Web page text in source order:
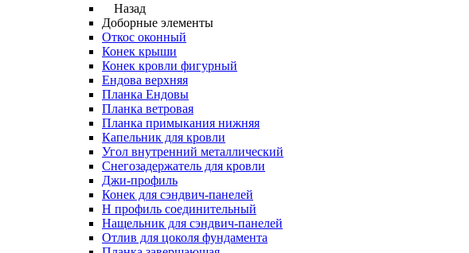
Назад
Доборные элементы
Откос оконный
Конек крыши
Конек кровли фигурный
Ендова верхняя
Планка Ендовы
Планка ветровая
Планка примыкания нижняя
Капельник для кровли
Угол внутренний металлический
Снегозадержатель для кровли
Джи-профиль
Конек для сэндвич-панелей
Н профиль соединительный
Нащельник для сэндвич-панелей
Отлив для цоколя фундамента